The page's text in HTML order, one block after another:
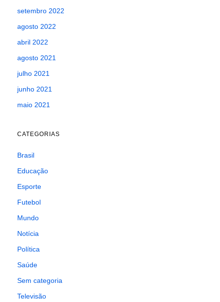
setembro 2022
agosto 2022
abril 2022
agosto 2021
julho 2021
junho 2021
maio 2021
CATEGORIAS
Brasil
Educação
Esporte
Futebol
Mundo
Notícia
Política
Saúde
Sem categoria
Televisão